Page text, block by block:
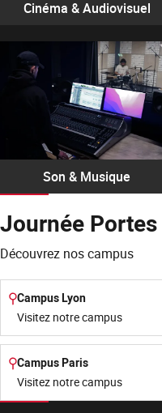
Cinéma & Audiovisuel
Son & Musique
Journée
Découvrez nos campus
Campus Lyon
Visitez notre campus
Campus Paris
Visitez notre campus